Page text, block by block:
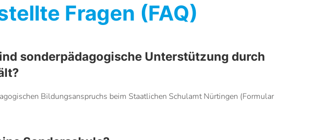
Fragen (FAQ)
sonderpädagogische Unterstützung durch
Bildungsanspruchs beim Staatlichen Schulamt Nürtingen (Formular